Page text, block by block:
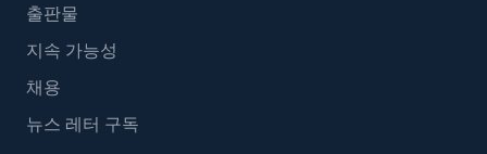
출판물
지속 가능성
채용
뉴스 레터 구독